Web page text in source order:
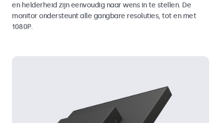
en helderheid zijn eenvoudig naar wens in te stellen. De
monitor ondersteunt alle gangbare resoluties, tot en met
1080P.